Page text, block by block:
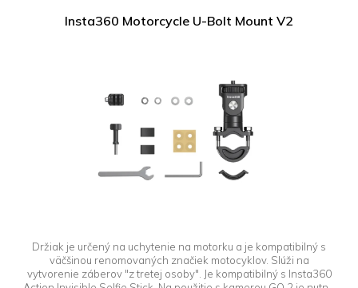
Insta360 Motorcycle U-Bolt Mount V2
Držiak je určený na uchytenie na motorku a je kompatibilný s
väčšinou renomovaných značiek motocyklov. Slúži na
vytvorenie záberov "z tretej osoby". Je kompatibilný s Insta360